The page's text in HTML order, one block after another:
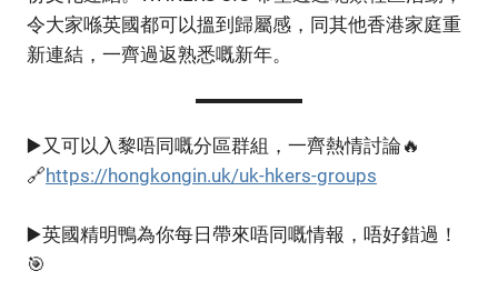
令大家喺英國都可以搵到歸屬感，同其他香港家庭重
新連結，一齊過返熟悉嘅新年。
▶️又可以入黎唔同嘅分區群組，一齊熱情討論🔥
🔗https://hongkongin.uk/uk-hkers-groups
▶️英國精明鴨為你每日帶來唔同嘅情報，唔好錯過！
🎯